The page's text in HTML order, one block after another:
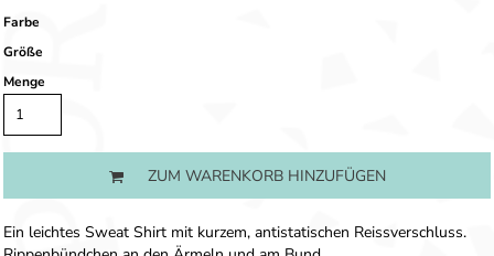
Farbe
Größe
Menge
ZUM WARENKORB HINZUFÜGEN
Ein leichtes Sweat Shirt mit kurzem, antistatischen Reissverschluss.